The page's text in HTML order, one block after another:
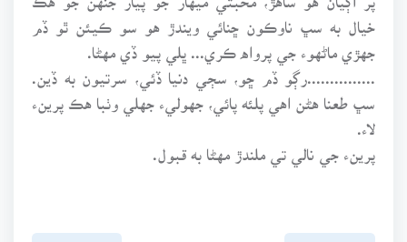
خيال به سڀ ناوڪون ڇنائي ويندڙ هو سو ڪيئن ٿو ڏم
جهڙي ماڻهوء جي پرواه ڪري... ڀلي پيو ڏي مهڻا.
...............رڳو ڏم ڇو، سڄي دنيا ڏئي، سرتيون به ڏين.
سڀ طعنا هڻن اهي پلئه پائي، جهوليء جهلي وٺبا هڪ پرينء
لاء.
پرينء جي نالي تي ملندڙ مهڻا به قبول.